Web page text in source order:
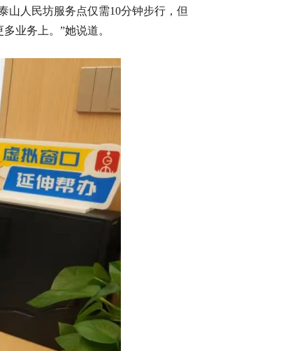
山人民坊服务点仅需10分钟步行，但
业务上。”她说道。